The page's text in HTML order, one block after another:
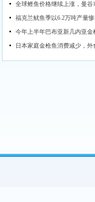
全球鲣鱼价格继续上涨，曼谷
福克兰鱿鱼季以6.2万吨产量
今年上半年巴布亚新几内亚金
日本家庭金枪鱼消费减少，外